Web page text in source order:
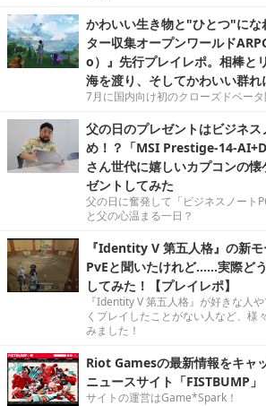
かわいい生き物と"ひとつ"に
ター収集オープンワールド
o）』先行プレイレポ。相棒と
海を渡り、そしてかわいい群れ
7月に国内向け初のクローズドベータ
父の日のプレゼントはビジネス
め！？「MSI Prestige-14-
さん世代に嬉しいカプコンの
ゼントしてみた
父の日に奮発して「ビジネスノート
と父の心温まる一日？
『Identity V 第五人格』の新
PvEと聞いたけれど……実際ど
してみた！【プレイレポ】
『Identity V 第五人格』が好きな人
くプレイしたことがない人など、様
みました！
Riot Gamesの最新情報をキャ
ニュースサイト「FISTBUMP」
サイトの運営はGame*Spark！